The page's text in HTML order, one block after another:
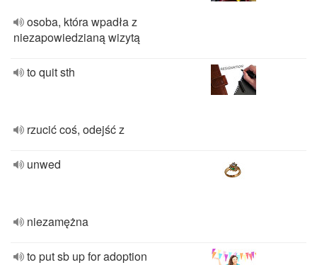
osoba, która wpadła z
niezapowiedzianą wizytą
to quit sth
rzucić coś, odejść z
unwed
niezamężna
to put sb up for adoption